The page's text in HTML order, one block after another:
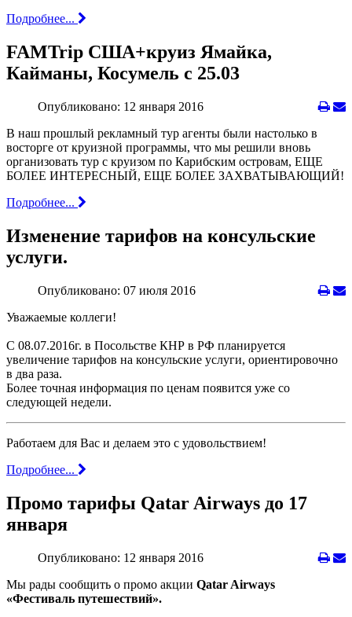
Подробнее...
FAMTrip США+круиз Ямайка,
Кайманы, Косумель с 25.03
Опубликовано: 12 января 2016
В наш прошлый рекламный тур агенты были настолько в
восторге от круизной программы, что мы решили вновь
организовать тур с круизом по Карибским островам, ЕЩЕ
БОЛЕЕ ИНТЕРЕСНЫЙ, ЕЩЕ БОЛЕЕ ЗАХВАТЫВАЮЩИЙ!
Подробнее...
Изменение тарифов на консульские
услуги.
Опубликовано: 07 июля 2016
Уважаемые коллеги!
С 08.07.2016г. в Посольстве КНР в РФ планируется
увеличение тарифов на консульские услуги, ориентировочно
в два раза.
Более точная информация по ценам появится уже со
следующей недели.
Работаем для Вас и делаем это с удовольствием!
Подробнее...
Промо тарифы Qatar Airways до 17
января
Опубликовано: 12 января 2016
Мы рады сообщить о промо акции Qatar Airways
«Фестиваль путешествий».